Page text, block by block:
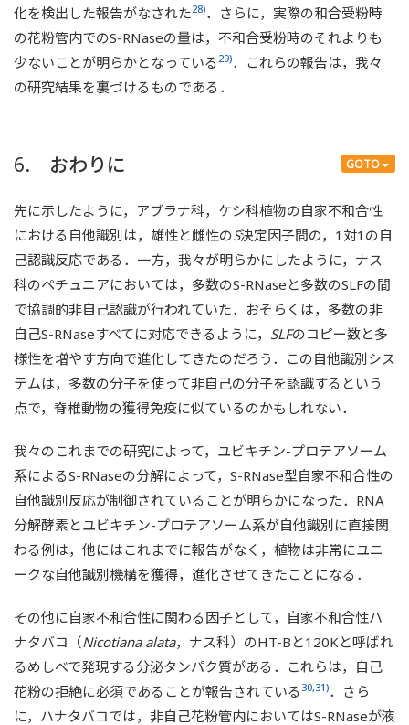
ター（MG132）を加えることによって遅延した（レーン
右）．このことは，ポリユビキチン化したS9
-RNaseが26S
プロテアソーム依存的に分解されることを示す．Plant
Journal誌
（onlinelibrary.wiley.com/journal/10.1111/(ISSN)1365-
degradation of S-RNase in a solanaceous cross-
化を検出した報告がなされた28)．さらに，実際の和合受粉時
の花粉管内でのS-RNaseの量は，不和合受粉時のそれよりも
少ないことが明らかとなっている 29)．これらの報告は，我々
の研究結果を裏づけるものである．
GOTO
6. おわりに
先に示したように，アブラナ科，ケシ科植物の自家不和合性
における自他識別は，雄性と雌性のS決定因子間の，1対1の自
己認識反応である．一方，我々が明らかにしたように，ナス
科のペチュニアにおいては，多数のS-RNaseと多数のSLFの間
で協調的非自己認識が行われていた．おそらくは，多数の非
自己S-RNaseすべてに対応できるように， SLFのコピー数と多
様性を増やす方向で進化してきたのだろう．この自他識別シス
テムは，多数の分子を使って非自己の分子を認識するという
点で，脊椎動物の獲得免疫に似ているのかもしれない．
我々のこれまでの研究によって，ユビキチン-プロテアソーム
系によるS-RNaseの分解によって，S-RNase型自家不和合性の
自他識別反応が制御されていることが明らかになった．RNA
分解酵素とユビキチン-プロテアソーム系が自他識別に直接関
わる例は，他にはこれまでに報告がなく，植物は非常にユニ
ークな自他識別機構を獲得，進化させてきたことになる．
その他に自家不和合性に関わる因子として，自家不和合性ハ
ナタバコ（Nicotiana alata，ナス科）のHT-Bと120Kと呼ばれ
るめしべで発現する分泌タンパク質がある．これらは，自己
花粉の拒絶に必須であることが報告されている 30,31)．さら
に，ハナタバコでは，非自己花粉管内においてはS-RNaseが液